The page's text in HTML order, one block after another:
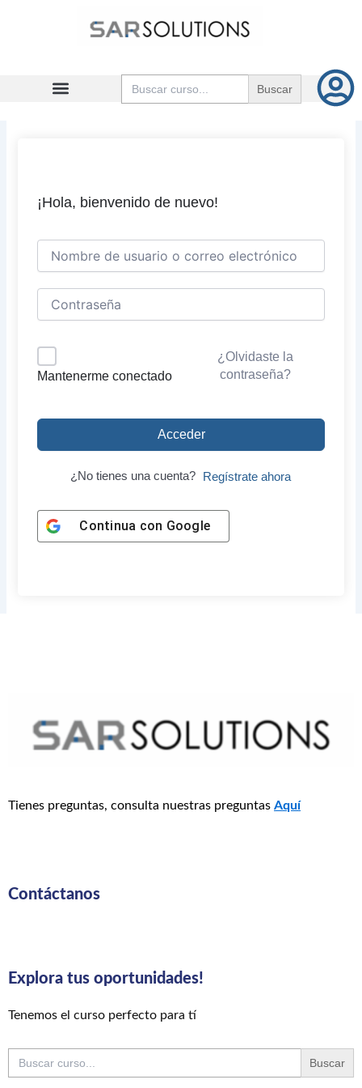
Buscar:
¡Hola, bienvenido de nuevo!
Mantenerme conectado
¿Olvidaste la
contraseña?
Acceder
¿No tienes una cuenta? Regístrate ahora
Continua con Google
Tienes preguntas, consulta nuestras preguntas Aquí
Contáctanos
Explora tus oportunidades!
Tenemos el curso perfecto para tí
Buscar: